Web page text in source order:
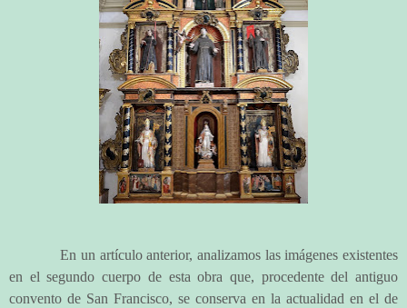
En un artículo anterior, analizamos las imágenes existentes
en el segundo cuerpo de esta obra que, procedente del antiguo
convento de San Francisco, se conserva en la actualidad en el de